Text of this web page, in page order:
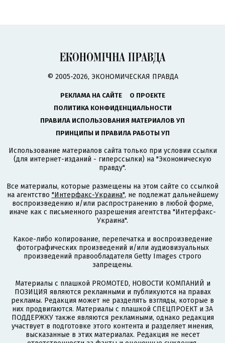
© 2005-2026, ЭКОНОМИЧЕСКАЯ ПРАВДА
РЕКЛАМА НА САЙТЕ
О ПРОЕКТЕ
ПОЛИТИКА КОНФИДЕНЦИАЛЬНОСТИ
ПРАВИЛА ИСПОЛЬЗОВАНИЯ МАТЕРИАЛОВ УП
ПРИНЦИПЫ И ПРАВИЛА РАБОТЫ УП
Использование материалов сайта только при условии ссылки
(для интернет-изданий - гиперссылки) на "Экономическую
правду".
Все материалы, которые размещены на этом сайте со ссылкой
на агентство "Интерфакс-Украина", не подлежат дальнейшему
воспроизведению и/или распространению в любой форме,
иначе как с письменного разрешения агентства "Интерфакс-
Украина".
Какое-либо копирование, перепечатка и воспроизведение
фотографических произведений и/или аудиовизуальных
произведений правообладателя Getty Images строго
запрещены.
Материалы с плашкой PROMOTED, НОВОСТИ КОМПАНИЙ и
ПОЗИЦИЯ являются рекламными и публикуются на правах
рекламы. Редакция может не разделять взгляды, которые в
них продвигаются. Материалы с плашкой СПЕЦПРОЕКТ и ЗА
ПОДДЕРЖКУ также являются рекламными, однако редакция
участвует в подготовке этого контента и разделяет мнения,
высказанные в этих материалах. Редакция не несет